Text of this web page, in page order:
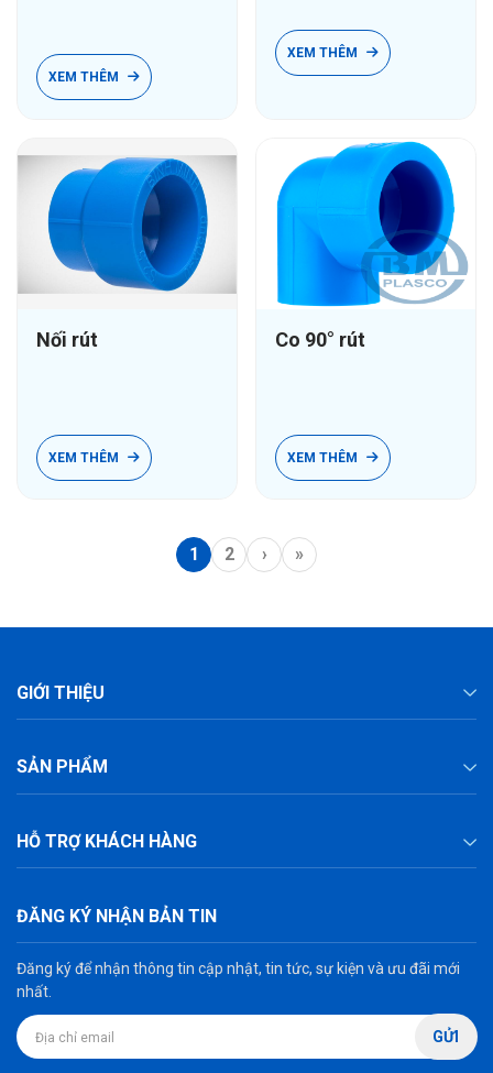
XEM THÊM
XEM THÊM
Nối rút
XEM THÊM
Co 90° rút
XEM THÊM
1 2 › »
GIỚI THIỆU
SẢN PHẨM
HỖ TRỢ KHÁCH HÀNG
ĐĂNG KÝ NHẬN BẢN TIN
Đăng ký để nhận thông tin cập nhật, tin tức, sự kiện và ưu đãi mới
nhất.
GỬI